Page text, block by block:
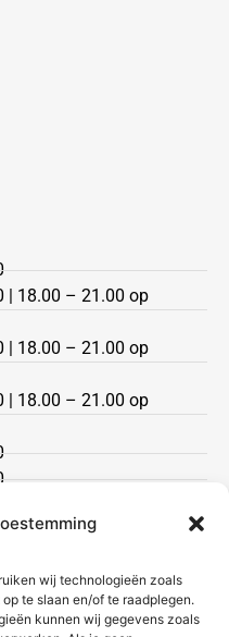
wij technologieën zoals
te slaan en/of te raadplegen.
kunnen wij gegevens zoals
| 18.00 – 21.00 op
| 18.00 – 21.00 op
| 18.00 – 21.00 op